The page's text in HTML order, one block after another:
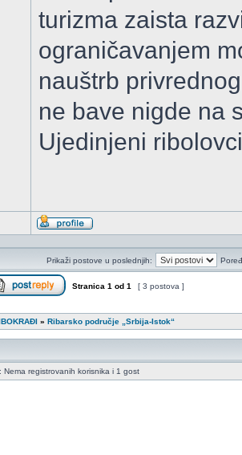
turizma zaista
ograničavanjem
nauštrb
ne bave nigde na
Ujedinjeni
Profil
Prikaži postove u poslednjih:
Stranica 1 od 1 [ 3 postova ]
» Ribarsko područje „Srbija-Istok“
Nema registrovanih korisnika i 1 gost